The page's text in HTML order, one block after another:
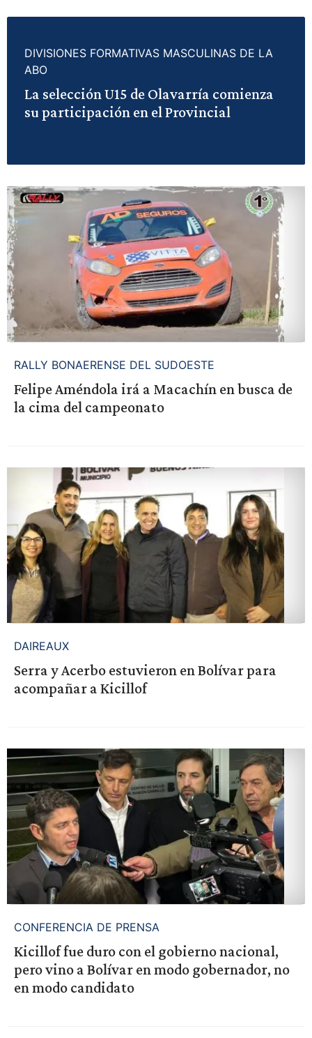
DIVISIONES FORMATIVAS MASCULINAS DE LA
ABO
La selección U15 de Olavarría comienza
su participación en el Provincial
RALLY BONAERENSE DEL SUDOESTE
Felipe Améndola irá a Macachín en busca de
la cima del campeonato
DAIREAUX
Serra y Acerbo estuvieron en Bolívar para
acompañar a Kicillof
CONFERENCIA DE PRENSA
Kicillof fue duro con el gobierno nacional,
pero vino a Bolívar en modo gobernador, no
en modo candidato